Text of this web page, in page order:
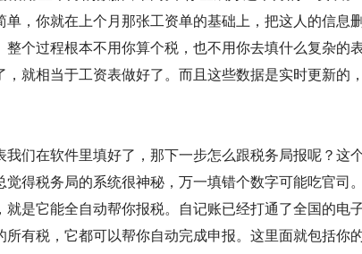
单，你就在上个月那张工资单的基础上，把这人的信息
整个过程根本不用你算个税，也不用你去填什么复杂的
，就相当于工资表做好了。而且这些数据是实时更新的
我们在软件里填好了，那下一步怎么跟税务局报呢？这
觉得税务局的系统很神秘，万一填错个数字可能吃官司
就是它能全自动帮你报税。自记账已经打通了全国的电
所有税，它都可以帮你自动完成申报。这里面就包括你